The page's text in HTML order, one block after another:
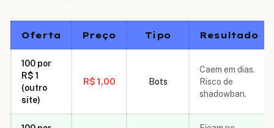
Oferta Preço Tipo Resultado
100 por
R$ 1
(outro
site)
R$ 1,00 Bots
Caem em dias.
Risco de
shadowban.